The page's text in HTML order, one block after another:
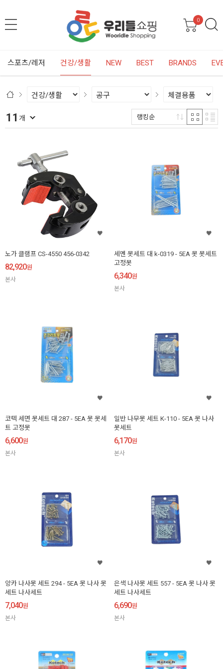
0
스포츠/레저 건강/생활 NEW BEST BRANDS
11 개 랭킹순
노가 클램프 CS-4550 456-0342
82,920원
본사
세멘 못세트 대 k-0319 - 5EA 못 못세트
고정못
6,340원
본사
코텍 세면 못세트 대 287 - 5EA 못 못세
트 고정못
6,600원
본사
일반 나무못 세트 K-110 - 5EA 못 나사
못세트
6,170원
본사
앙카 나사못 세트 294 - 5EA 못 나사 못
세트 나사세트
7,040원
본사
은색 나사못 세트 557 - 5EA 못 나사 못
세트 나사세트
6,690원
본사